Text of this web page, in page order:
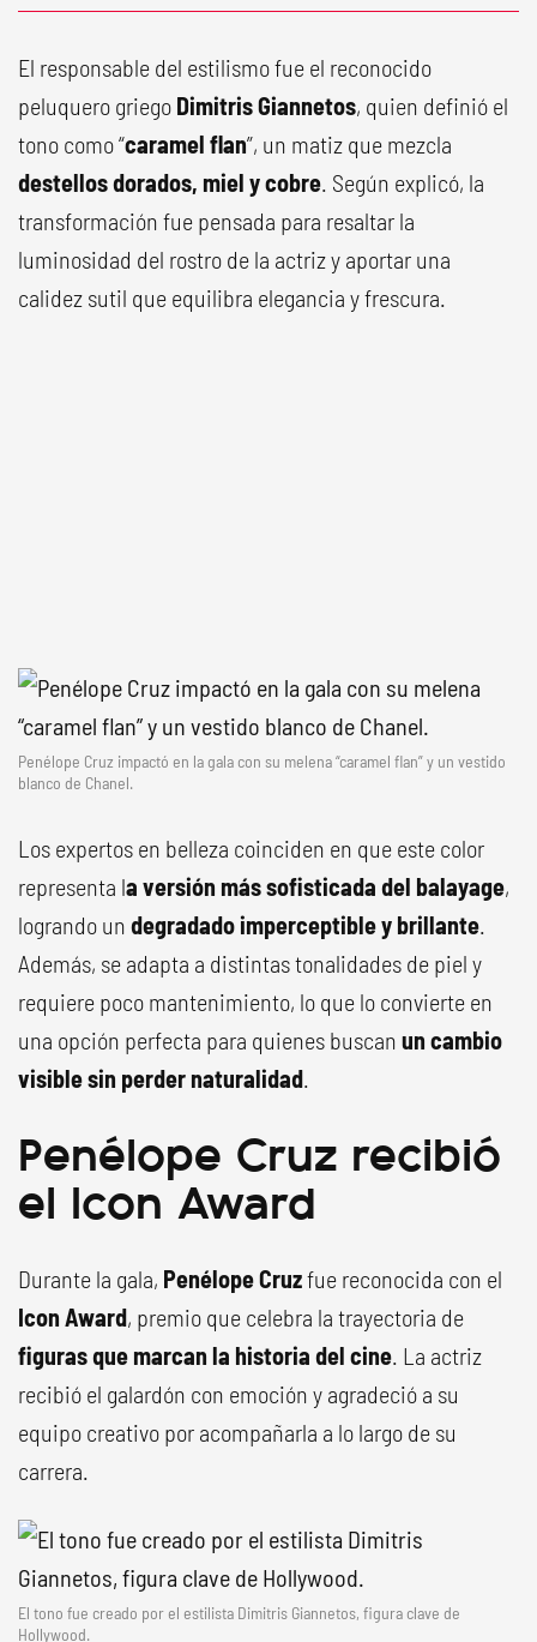
El responsable del estilismo fue el reconocido
peluquero griego Dimitris Giannetos, quien definió el
tono como “caramel flan”, un matiz que mezcla
destellos dorados, miel y cobre. Según explicó, la
transformación fue pensada para resaltar la
luminosidad del rostro de la actriz y aportar una
calidez sutil que equilibra elegancia y frescura.
Penélope Cruz impactó en la gala con su melena “caramel flan” y un vestido
blanco de Chanel.
Los expertos en belleza coinciden en que este color
representa la versión más sofisticada del balayage,
logrando un degradado imperceptible y brillante.
Además, se adapta a distintas tonalidades de piel y
requiere poco mantenimiento, lo que lo convierte en
una opción perfecta para quienes buscan un cambio
visible sin perder naturalidad.
Penélope Cruz recibió
el Icon Award
Durante la gala, Penélope Cruzfue reconocida con el
Icon Award, premio que celebra la trayectoria de
figuras que marcan la historia del cine. La actriz
recibió el galardón con emoción y agradeció a su
equipo creativo por acompañarla a lo largo de su
carrera.
El tono fue creado por el estilista Dimitris Giannetos, figura clave de
Hollywood.